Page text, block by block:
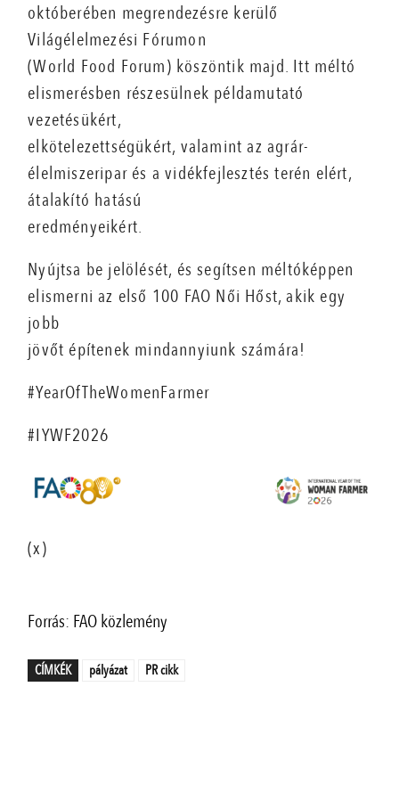
októberében megrendezésre kerülő
Világélelmezési Fórumon
(World Food Forum) köszöntik majd. Itt méltó
elismerésben részesülnek példamutató
vezetésükért,
elkötelezettségükért, valamint az agrár-
élelmiszeripar és a vidékfejlesztés terén elért,
átalakító hatású
eredményeikért.
Nyújtsa be jelölését, és segítsen méltóképpen
elismerni az első 100 FAO Női Hőst, akik egy
jobb
jövőt építenek mindannyiunk számára!
#YearOfTheWomenFarmer
#IYWF2026
(x)
Forrás: FAO közlemény
CÍMKÉK pályázat PR cikk